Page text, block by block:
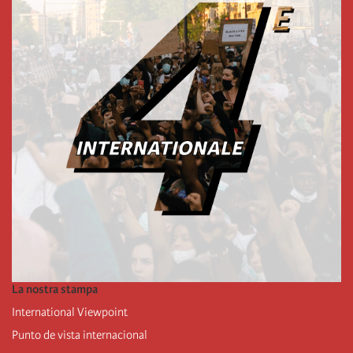
La nostra stampa
International Viewpoint
Punto de vista internacional